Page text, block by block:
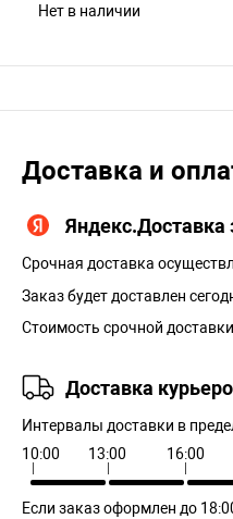
Нет в наличии
Доставка и
Яндекс.Доставка
Срочная доставка
Заказ будет доставлен
Стоимость срочной
Доставка
Интервалы доставки в
10:00
13:00 16:00
Если заказ оформлен до